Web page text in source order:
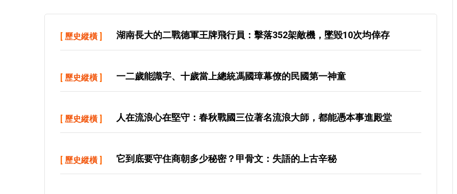
[ 歷史縱橫 ] 湖南長大的二戰德軍王牌飛行員：擊落352架敵機，墜毀10次均倖存
[ 歷史縱橫 ] 一二歲能識字、十歲當上總統馮國璋幕僚的民國第一神童
[ 歷史縱橫 ] 人在流浪心在堅守：春秋戰國三位著名流浪大師，都能憑本事進殿堂
[ 歷史縱橫 ] 它到底要守住商朝多少秘密？甲骨文：失語的上古辛秘